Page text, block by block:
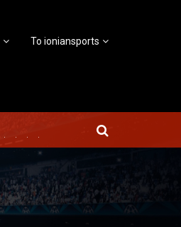
Το ioniansports